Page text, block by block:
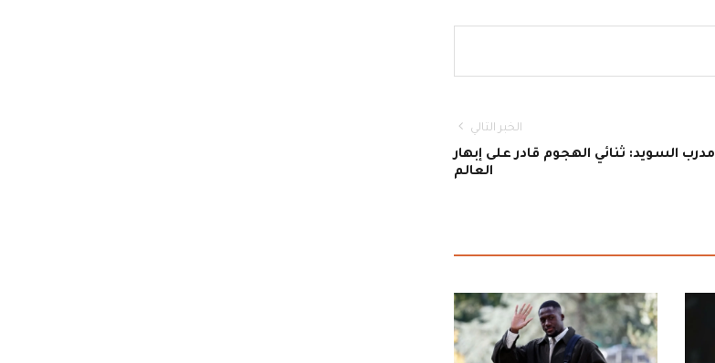
الخبر التالي
مدرب السويد: ثنائي الهجوم قادر على إبهار
العالم